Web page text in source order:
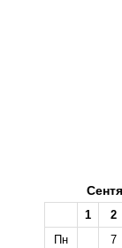
1 2
Пн
7